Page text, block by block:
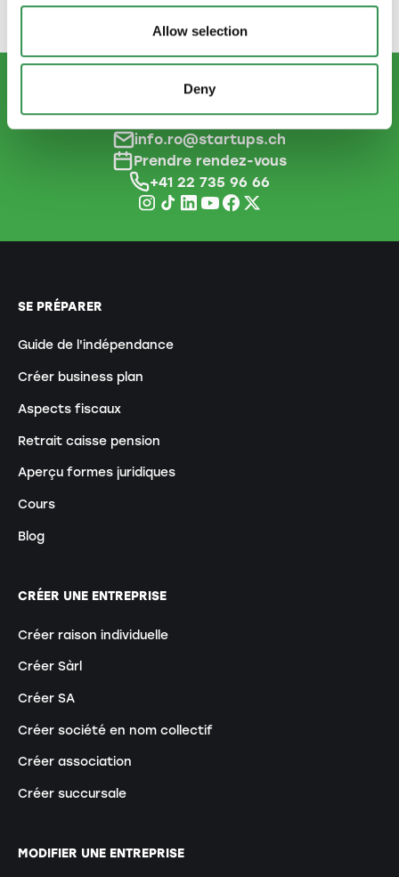
Allow selection
Deny
CONTACTEZ-NOUS
info.ro@startups.ch
Prendre rendez-vous
+41 22 735 96 66
SE PRÉPARER
Guide de l'indépendance
Créer business plan
Aspects fiscaux
Retrait caisse pension
Aperçu formes juridiques
Cours
Blog
CRÉER UNE ENTREPRISE
Créer raison individuelle
Créer Sàrl
Créer SA
Créer société en nom collectif
Créer association
Créer succursale
MODIFIER UNE ENTREPRISE